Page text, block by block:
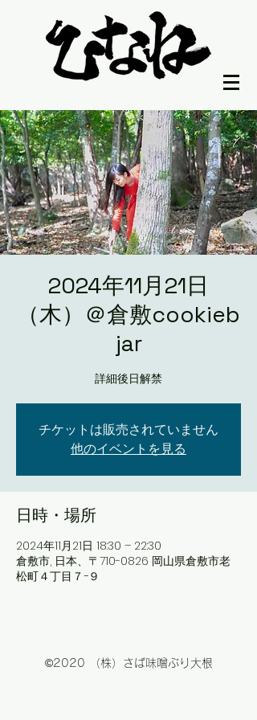
2024年11月21日
（木）＠倉敷cookieb
jar
詳細後日解禁
チケットは販売されていません
他のイベントを見る
日時・場所
2024年11月21日 18:30 – 22:30
倉敷市, 日本、〒710-0826 岡山県倉敷市老
松町４丁目７−９
©2020 （株）さば味噌ぶり大根